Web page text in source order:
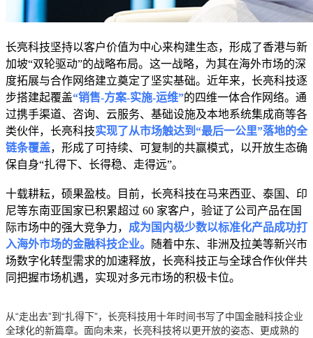
长亮科技坚持以客户价值为中心来构建生态，形成了香港与新
加坡“双轮驱动”的战略布局。这一战略，为其在海外市场的深
度拓展与合作网络建立奠定了坚实基础。近年来，长亮科技逐
步搭建起覆盖“销售-方案-实施-运维”的四维一体合作网络。通
过携手渠道、咨询、云服务、基础设施及本地系统集成商等各
类伙伴，长亮科技实现了从市场触达到“最后一公里”落地的全
链条覆盖，形成了可持续、可复制的共赢模式，以开放生态确
保自身“扎得下、长得稳、走得远”。
十载耕耘，硕果盈枝。目前，长亮科技在马来西亚、泰国、印
尼等东南亚国家已积累超过 60 家客户，验证了公司产品在国
际市场中的强大竞争力， 成为国内极少数以标准化产品成功打
入海外市场的金融科技企业。
随着中东、非洲及拉美等新兴市
场数字化转型需求的加速释放，长亮科技正与全球合作伙伴共
同把握市场机遇，实现对多元市场的积极卡位。
从“走出去”到“扎得下”，长亮科技用十年时间书写了中国金融科技企业
全球化的新篇章。面向未来，长亮科技将以更开放的姿态、更成熟的